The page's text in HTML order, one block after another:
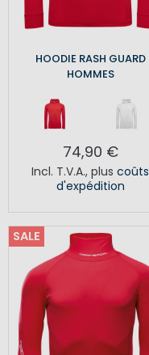
HOODIE RASH GUARD
HOMMES
74,90 €
Incl. T.V.A., plus coûts
d'expédition
SALE